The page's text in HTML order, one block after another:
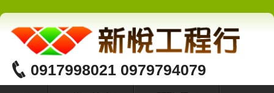
0917998021 0979794079